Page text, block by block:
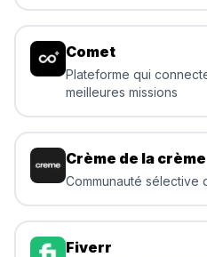
Comet
Plateforme qui
meilleures missions
Crème de la crème
Communauté sélective
Fiverr